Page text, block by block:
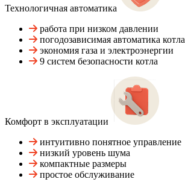
Технологичная автоматика
работа при низком давлении
погодозависимая автоматика котла
экономия газа и электроэнергии
9 систем безопасности котла
Комфорт в эксплуатации
интуитивно понятное управление
низкий уровень шума
компактные размеры
простое обслуживание